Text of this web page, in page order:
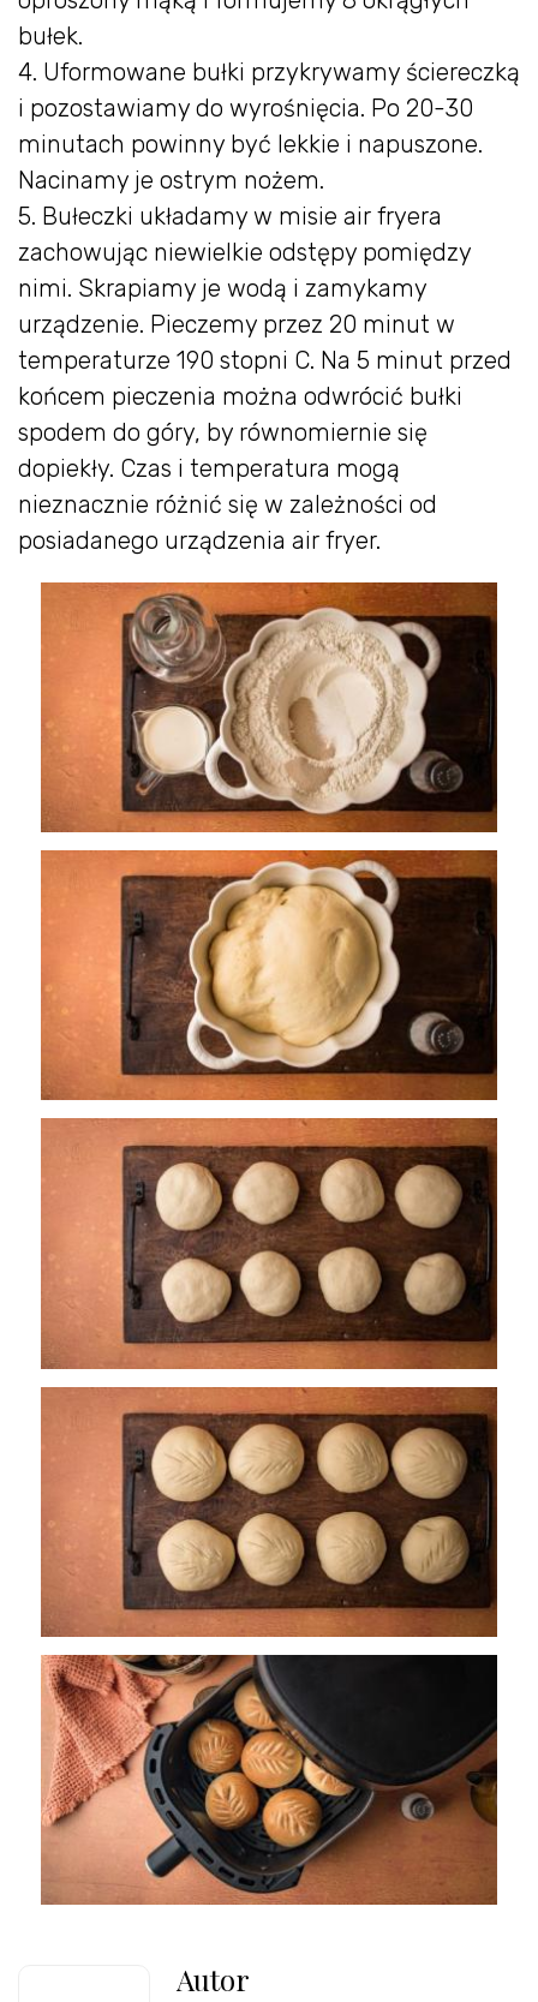
bułek.
4. Uformowane bułki przykrywamy ściereczką
i pozostawiamy do wyrośnięcia. Po 20-30
minutach powinny być lekkie i napuszone.
Nacinamy je ostrym nożem.
5. Bułeczki układamy w misie air fryera
zachowując niewielkie odstępy pomiędzy
nimi. Skrapiamy je wodą i zamykamy
urządzenie. Pieczemy przez 20 minut w
temperaturze 190 stopni C. Na 5 minut przed
końcem pieczenia można odwrócić bułki
spodem do góry, by równomiernie się
dopiekły. Czas i temperatura mogą
nieznacznie różnić się w zależności od
posiadanego urządzenia air fryer.
Autor